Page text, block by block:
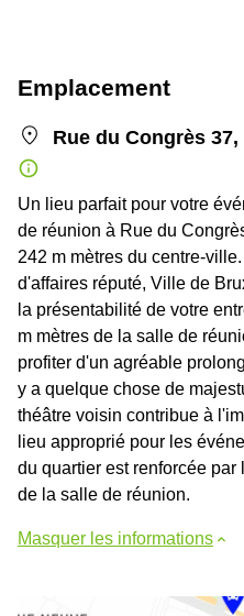
Emplacement
Rue du Congrès
Un lieu parfait pour votre
de réunion à Rue du
242 m mètres du centre-
d'affaires réputé, Ville de
la présentabilité de votre
m mètres de la salle de
profiter d'un agréable
y a quelque chose de
théâtre voisin contribue à
lieu approprié pour les
du quartier est renforcée
de la salle de réunion.
Masquer les informations